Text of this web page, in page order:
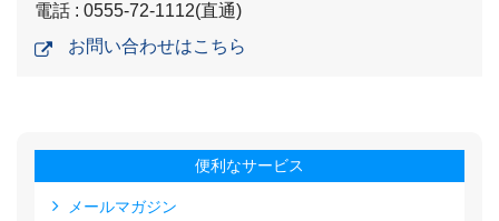
電話 : 0555-72-1112(直通)
お問い合わせはこちら
便利なサービス
メールマガジン